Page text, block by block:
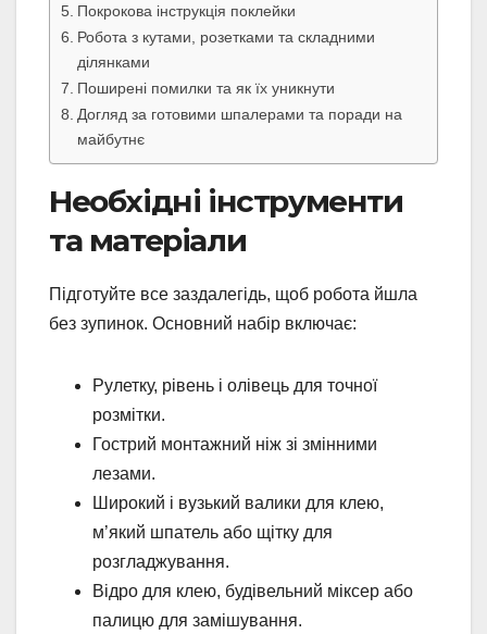
Покрокова інструкція поклейки
Робота з кутами, розетками та складними
ділянками
Поширені помилки та як їх уникнути
Догляд за готовими шпалерами та поради на
майбутнє
Необхідні інструменти
та матеріали
Підготуйте все заздалегідь, щоб робота йшла
без зупинок. Основний набір включає:
Рулетку, рівень і олівець для точної
розмітки.
Гострий монтажний ніж зі змінними
лезами.
Широкий і вузький валики для клею,
м’який шпатель або щітку для
розгладжування.
Відро для клею, будівельний міксер або
палицю для замішування.